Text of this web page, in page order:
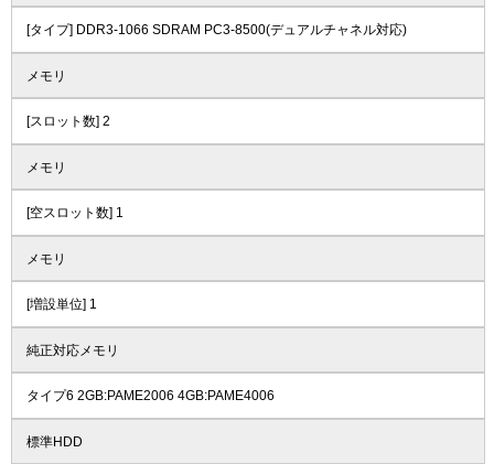
[タイプ] DDR3-1066 SDRAM PC3-8500(デュアルチャネル対応)
メモリ
[スロット数] 2
メモリ
[空スロット数] 1
メモリ
[増設単位] 1
純正対応メモリ
タイプ6 2GB:PAME2006 4GB:PAME4006
標準HDD